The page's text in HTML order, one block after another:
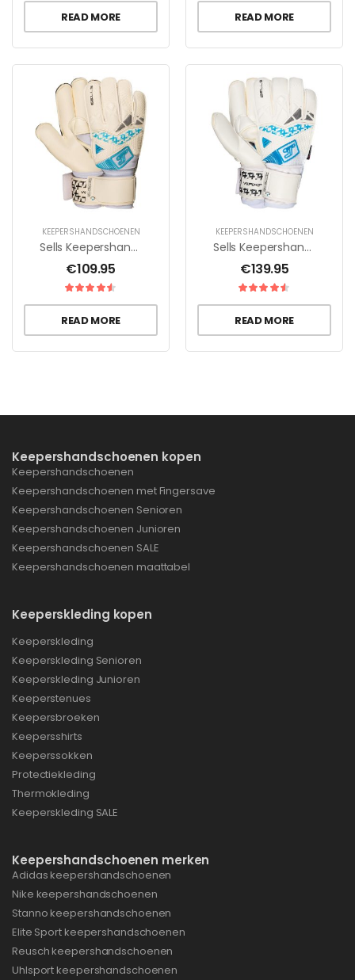
READ MORE READ MORE
KEEPERSHANDSCHOENEN
Sells Keepershandschoenen Wrap Aqua H20 – Wit/Zwart/Blauw
€109.95
READ MORE
KEEPERSHANDSCHOENEN
Sells Keepershandschoenen Wrap Aqua Ultieme – Wit/Zwart/Blauw
€139.95
READ MORE
Keepershandschoenen kopen
Keepershandschoenen
Keepershandschoenen met Fingersave
Keepershandschoenen Senioren
Keepershandschoenen Junioren
Keepershandschoenen SALE
Keepershandschoenen maattabel
Keeperskleding kopen
Keeperskleding
Keeperskleding Senioren
Keeperskleding Junioren
Keeperstenues
Keepersbroeken
Keepersshirts
Keeperssokken
Protectiekleding
Thermokleding
Keeperskleding SALE
Keepershandschoenen merken
Adidas keepershandschoenen
Nike keepershandschoenen
Stanno keepershandschoenen
Elite Sport keepershandschoenen
Reusch keepershandschoenen
Uhlsport keepershandschoenen